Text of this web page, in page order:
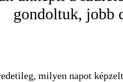
gondoltuk, jobb
milyen napot